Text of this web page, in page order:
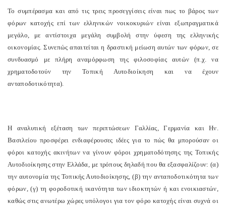
Το συμπέρασμα και από τις τρεις προσεγγίσεις είναι πως το βάρος των
φόρων κατοχής επί των ελληνικών νοικοκυριών είναι εξωπραγματικά
μεγάλο, με αντίστοιχα μεγάλη συμβολή στην ύφεση της ελληνικής
οικονομίας. Συνεπώς απαιτείται η δραστική μείωση αυτών των φόρων, σε
συνδυασμό με πλήρη αναμόρφωση της φιλοσοφίας αυτών (π.χ. να
χρηματοδοτούν την Τοπική Αυτοδιοίκηση και να έχουν
ανταποδοτικότητα).
Η αναλυτική εξέταση των περιπτώσεων Γαλλίας, Γερμανία και Ην.
Βασιλείου προσφέρει ενδιαφέρουσες ιδέες για το πώς θα μπορούσαν οι
φόροι κατοχής ακινήτων να γίνουν φόροι χρηματοδότησης της Τοπικής
Αυτοδιοίκησης στην Ελλάδα, με τρόπους δηλαδή που θα εξασφαλίζουν: (α)
την αυτονομία της Τοπικής Αυτοδιοίκησης, (β) την ανταποδοτικότητα των
φόρων, (γ) τη φοροδοτική ικανότητα των ιδιοκτητών ή και ενοικιαστών,
καθώς στις ανωτέρω χώρες υπόλογοι για τον φόρο κατοχής είναι συχνά οι